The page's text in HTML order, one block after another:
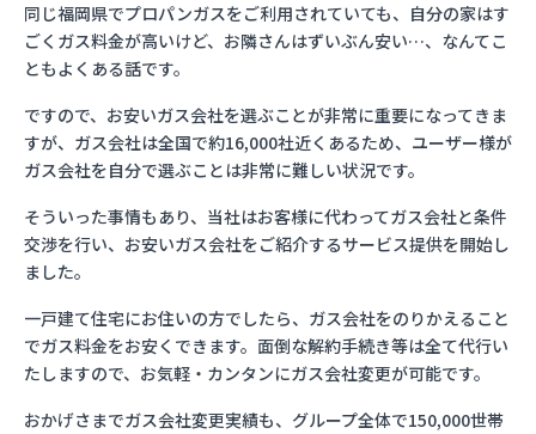
同じ福岡県でプロパンガスをご利用されていても、自分の家はす
ごくガス料金が高いけど、お隣さんはずいぶん安い…、なんてこ
ともよくある話です。
ですので、お安いガス会社を選ぶことが非常に重要になってきま
すが、ガス会社は全国で約16,000社近くあるため、ユーザー様が
ガス会社を自分で選ぶことは非常に難しい状況です。
そういった事情もあり、当社はお客様に代わってガス会社と条件
交渉を行い、お安いガス会社をご紹介するサービス提供を開始し
ました。
一戸建て住宅にお住いの方でしたら、ガス会社をのりかえること
でガス料金をお安くできます。面倒な解約手続き等は全て代行い
たしますので、お気軽・カンタンにガス会社変更が可能です。
おかげさまでガス会社変更実績も、グループ全体で150,000世帯